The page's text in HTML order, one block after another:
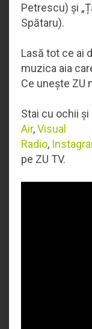
Petrescu) și
Spătaru).
Lasă tot ce ai
muzica aia
Ce unește ZU
Stai cu ochii și
Air,Visual
Radio,
pe ZU TV.